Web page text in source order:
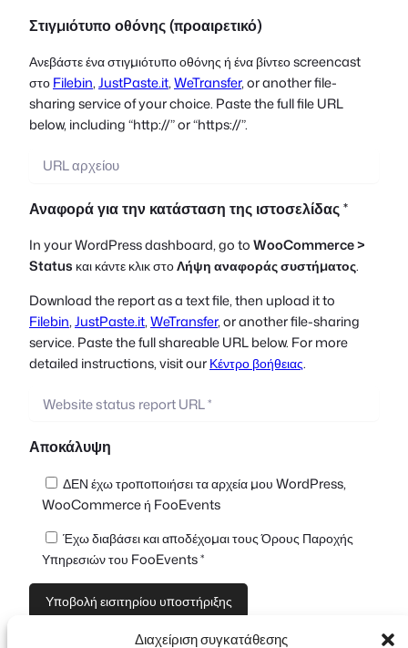
Διαχείριση συγκατάθεσης
Στιγμιότυπο οθόνης (προαιρετικό)
Ανεβάστε ένα στιγμιότυπο οθόνης ή ένα βίντεο screencast
στοFilebin,JustPaste.it,WeTransfer, or another file-
sharing service of your choice. Paste the full file URL
below, including “http://” or “https://”.
Αναφορά για την κατάσταση της ιστοσελίδας *
In your WordPress dashboard, go toWooCommerce >
Status και κάντε κλικ στοΛήψη αναφοράς συστήματος.
Download the report as a text file, then upload it to
Filebin,JustPaste.it,WeTransfer, or another file-sharing
service. Paste the full shareable URL below. For more
detailed instructions, visit ourΚέντρο βοήθειας.
Αποκάλυψη
ΔΕΝ έχω τροποποιήσει τα αρχεία μου WordPress,
WooCommerce ή FooEvents
Έχω διαβάσει και αποδέχομαι τους Όρους Παροχής
Υπηρεσιών του FooEvents *